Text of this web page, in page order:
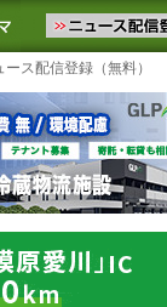
します。物流
加 よく見るテーマ
ース配信登録（無料）